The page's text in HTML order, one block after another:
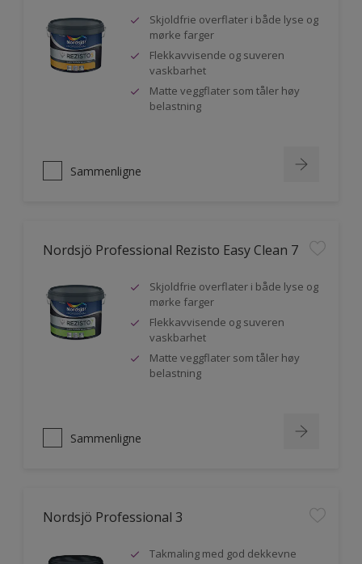
Skjoldfrie overflater i både lyse og
mørke farger
Flekkavvisende og suveren
vaskbarhet
Matte veggflater som tåler høy
belastning
Sammenligne
Nordsjö Professional Rezisto Easy Clean 7
Skjoldfrie overflater i både lyse og
mørke farger
Flekkavvisende og suveren
vaskbarhet
Matte veggflater som tåler høy
belastning
Sammenligne
Nordsjö Professional 3
Takmaling med god dekkevne